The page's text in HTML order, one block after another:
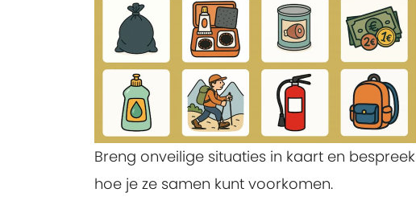
Breng onveilige situaties in kaart en bespreek
hoe je ze samen kunt voorkomen.